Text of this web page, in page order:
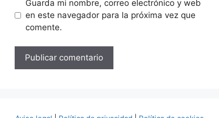
Guarda mi nombre, correo electrónico y web
en este navegador para la próxima vez que
comente.